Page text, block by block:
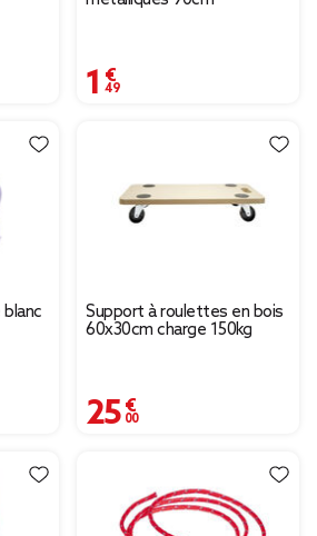
1,49 €
Support à roulettes en bois
60x30cm charge 150kg
25,00 €